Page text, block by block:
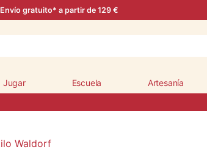
Envío gratuito* a partir de 129 €
Jugar Escuela Artesanía